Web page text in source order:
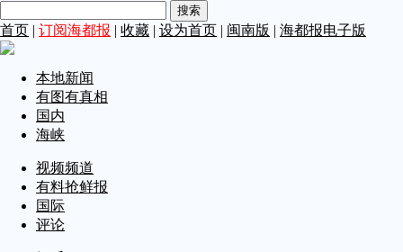
首页 | 订阅海都报 | 收藏 | 设为首页 | 闽南版 | 海都报电子版
本地新闻
有图有真相
国内
海峡
视频频道
有料抢鲜报
国际
评论